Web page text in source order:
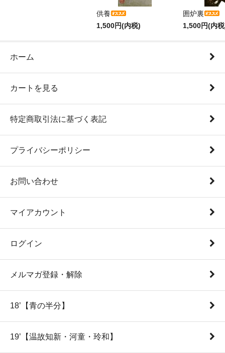
供養
1,500円(内税)
囲炉裏
1,500円(内
ホーム
カートを見る
特定商取引法に基づく表記
プライバシーポリシー
お問い合わせ
マイアカウント
ログイン
メルマガ登録・解除
18’【青の半分】
19’【温故知新・河童・玲和】